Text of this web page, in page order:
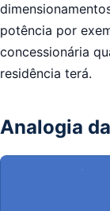
potência por
concessionária
residência terá.
Analogia